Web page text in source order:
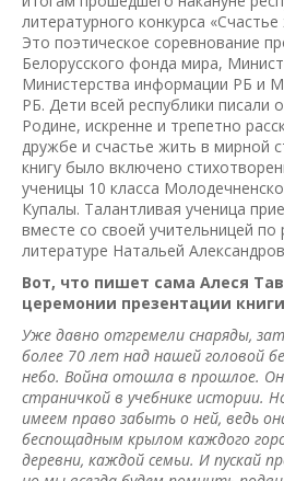
литературного конкурса
Это поэтическое соревнование
Белорусского фонда мира,
Министерства информации РБ и
РБ. Дети всей республики писали
Родине, искренне и трепетно
дружбе и счастье жить в мирной
книгу было включено
ученицы 10 класса
Купалы. Талантливая ученица
вместе со своей учительницей по
литературе Натальей
Вот, что пишет сама Алеся
церемонии презентации
Уже давно отгремели снаряды,
более 70 лет над нашей головой
небо. Война отошла в прошлое.
страничкой в учебнике истории.
имеем право забыть о ней, ведь
беспощадным крылом каждого
деревни, каждой семьи. И пускай